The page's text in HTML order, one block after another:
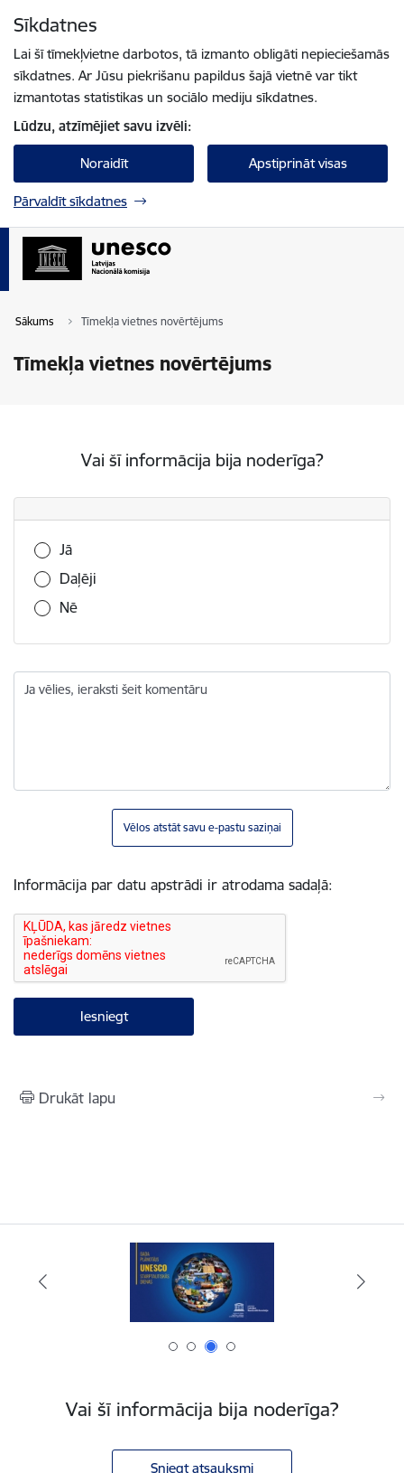
Sīkdatnes
Lai šī tīmekļvietne darbotos, tā izmanto obligāti nepieciešamās
sīkdatnes. Ar Jūsu piekrišanu papildus šajā vietnē var tikt
izmantotas statistikas un sociālo mediju sīkdatnes.
Lūdzu, atzīmējiet savu izvēli:
Noraidīt Apstiprināt visas
Pārvaldīt sīkdatnes
Sākums Tīmekļa vietnes novērtējums
Tīmekļa vietnes novērtējums
Vai šī informācija bija noderīga?
Vai šī informācija bija noderīga?
Jā
Daļēji
Nē
Ja vēlies, ieraksti šeit komentāru
Vēlos atstāt savu e-pastu saziņai
Informācija par datu apstrādi ir atrodama sadaļā:
Drukāt lapu
Vai šī informācija bija noderīga?
Sniegt atsauksmi